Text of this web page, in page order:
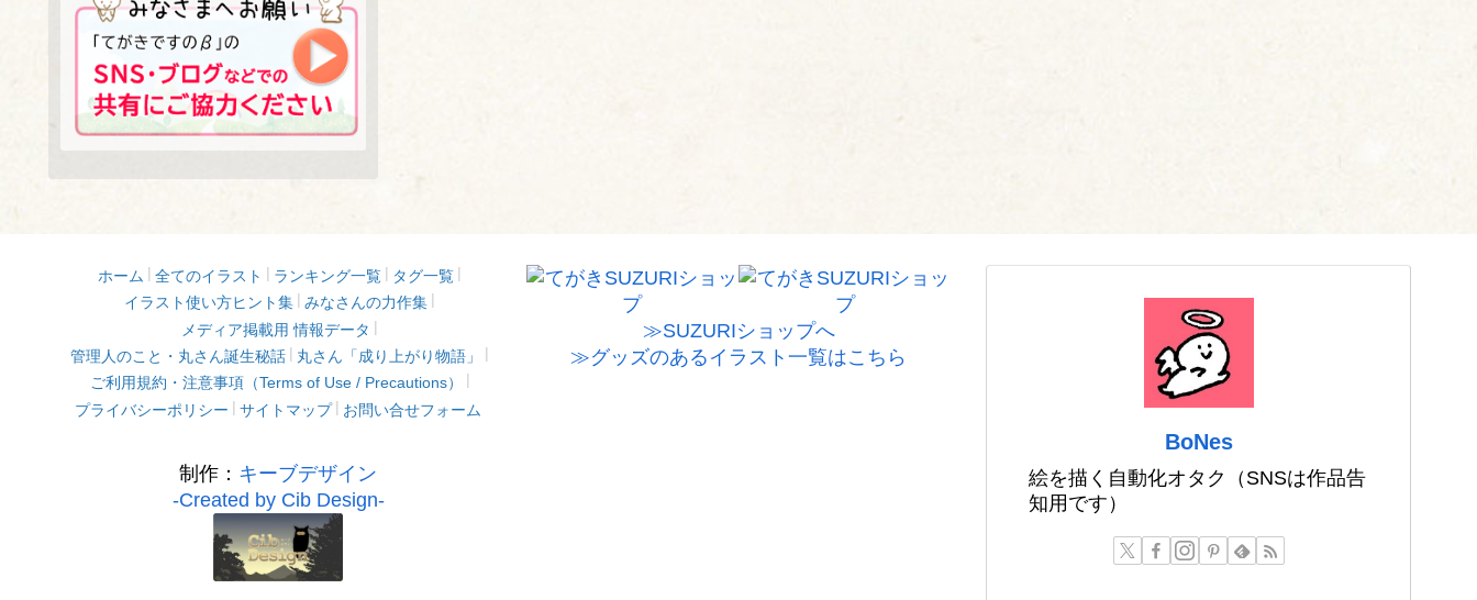
ホーム 全てのイラスト ランキング一覧
タグ一覧
イラスト使い方ヒント集
みなさんの力作集
メディア掲載用 情報データ
管理人のこと・丸さん誕生秘話
丸さん「成り上がり物語」
ご利用規約・注意事項（Terms of Use / Precautions）
プライバシーポリシー
サイトマップ お問い合せフォーム
制作： キーブデザイン
-Created by Cib Design-
≫SUZURIショップへ
≫グッズのあるイラスト一覧はこちら
BoNes
絵を描く自動化オタク（SNSは作品告
知用です）